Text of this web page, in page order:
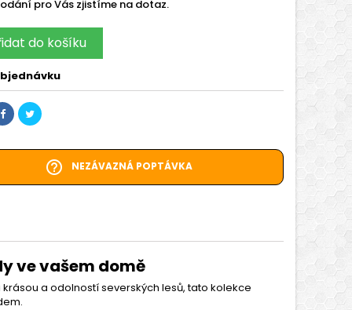
pro Vás zjistíme na dotaz.
do košíku
help_outline NEZÁVAZNÁ POPTÁVKA
ve vašem domě
a odolností severských lesů, tato kolekce